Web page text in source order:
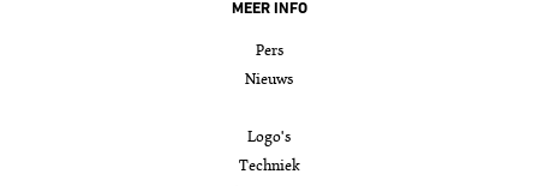
MEER INFO
Pers
Nieuws
Logo's
Techniek